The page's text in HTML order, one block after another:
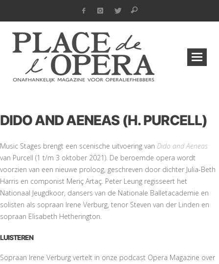
DIDO AND AENEAS (H. PURCELL)
Music Stages brengt een scenische uitvoering van Dido and Aeneas
van Purcell (1 t/m 3 oktober 2021). De beroemde opera wordt
voorzien van een nieuwe proloog, geschreven door dichter Julia-Beth
Harris en componist Meriç Artaç. Peter Leung regisseert het
Nationaal Jeugdkoor, dansers van de Nationale Balletacademie en
solisten als sopraan Irene Verburg, tenor Steven van der Linden en
sopraan Elisabeth Hetherington.
LUISTEREN
Sopraan Irene Verburg vertelt in onze podcast Opera Magazine over